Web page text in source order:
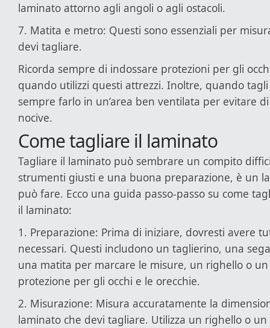
laminato attorno agli angoli o agli ostacoli.
7. Matita e metro: Questi sono essenziali per
devi tagliare.
Ricorda sempre di indossare protezioni per gli
quando utilizzi questi attrezzi. Inoltre, quando
sempre farlo in un’area ben ventilata per evitare
nocive.
Come tagliare il laminato
Tagliare il laminato può sembrare un compito
strumenti giusti e una buona preparazione, è un
può fare. Ecco una guida passo-passo su come
il laminato:
1. Preparazione: Prima di iniziare, dovresti avere
necessari. Questi includono un taglierino, una
una matita per marcare le misure, un righello o
protezione per gli occhi e le orecchie.
2. Misurazione: Misura accuratamente la
laminato che devi tagliare. Utilizza un righello o